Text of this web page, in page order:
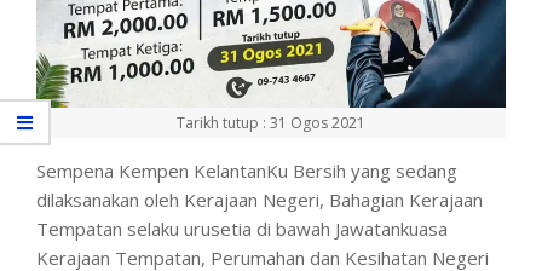
Tarikh tutup : 31 Ogos 2021
Sempena Kempen KelantanKu Bersih yang sedang
dilaksanakan oleh Kerajaan Negeri, Bahagian Kerajaan
Tempatan selaku urusetia di bawah Jawatankuasa
Kerajaan Tempatan, Perumahan dan Kesihatan Negeri